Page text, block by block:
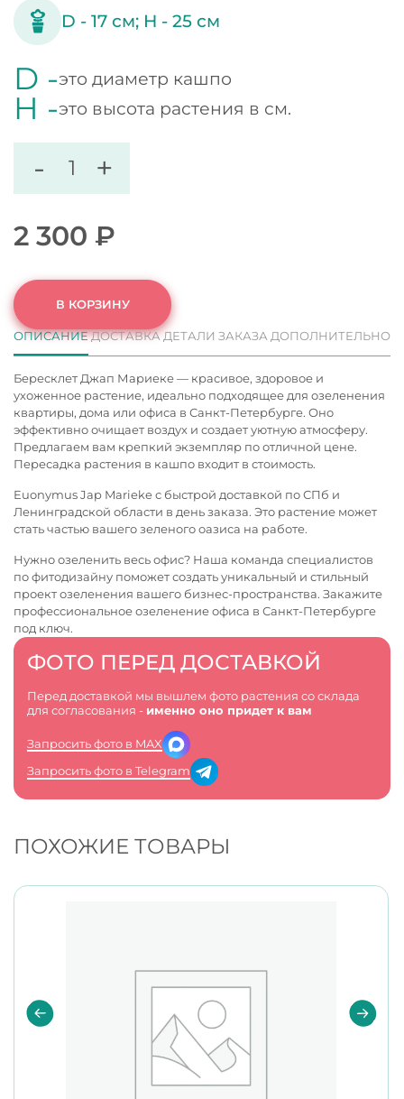
D -17 см; H -25 см
D -это диаметр кашпо
H -это высота растения в см.
- +
2 300 ₽
В КОРЗИНУ
ФОТО ПЕРЕД ДОСТАВКОЙ
Перед доставкой мы вышлем фото растения со склада
для согласования - именно оно придет к вам
Запросить фото в MAX
Запросить фото в Telegram
ОПИСАНИЕДОСТАВКАДЕТАЛИ ЗАКАЗА ДОПОЛНИТЕЛЬНО
Бересклет Джап Мариеке — красивое, здоровое и
ухоженное растение, идеально подходящее для озеленения
квартиры, дома или офиса в Санкт-Петербурге. Оно
эффективно очищает воздух и создает уютную атмосферу.
Предлагаем вам крепкий экземпляр по отличной цене.
Пересадка растения в кашпо входит в стоимость.
Euonymus Jap Marieke с быстрой доставкой по СПб и
Ленинградской области в день заказа. Это растение может
стать частью вашего зеленого оазиса на работе.
Нужно озеленить весь офис? Наша команда специалистов
по фитодизайну поможет создать уникальный и стильный
проект озеленения вашего бизнес-пространства. Закажите
профессиональноеозеленение офиса в Санкт-Петербурге
под ключ.
ПОХОЖИЕ ТОВАРЫ